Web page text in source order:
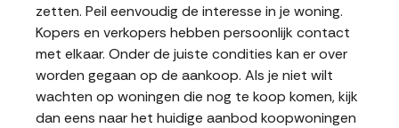
zetten. Peil eenvoudig de interesse in je woning.
Kopers en verkopers hebben persoonlijk contact
met elkaar. Onder de juiste condities kan er over
worden gegaan op de aankoop. Als je niet wilt
wachten op woningen die nog te koop komen, kijk
dan eens naar het huidige aanbod koopwoningen